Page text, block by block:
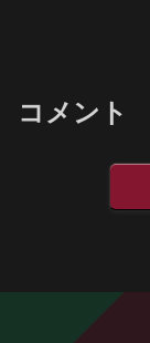
コメント